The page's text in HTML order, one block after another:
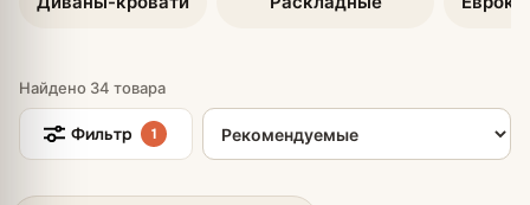
Найдено 34 товара
Фильтр 1
Сортировка товаров